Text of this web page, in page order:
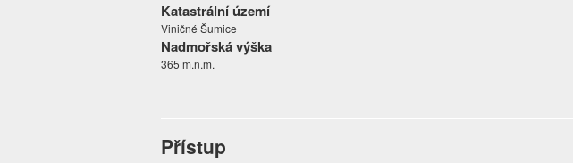
Katastrální území
Viničné Šumice
Nadmořská výška
365 m.n.m.
Přístup